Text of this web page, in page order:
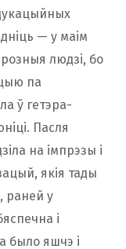
— у маім
людзі, бо
па
ў гетэра-
Пасля
на імпрэзы і
якія тады
раней у
і
было яшчэ і